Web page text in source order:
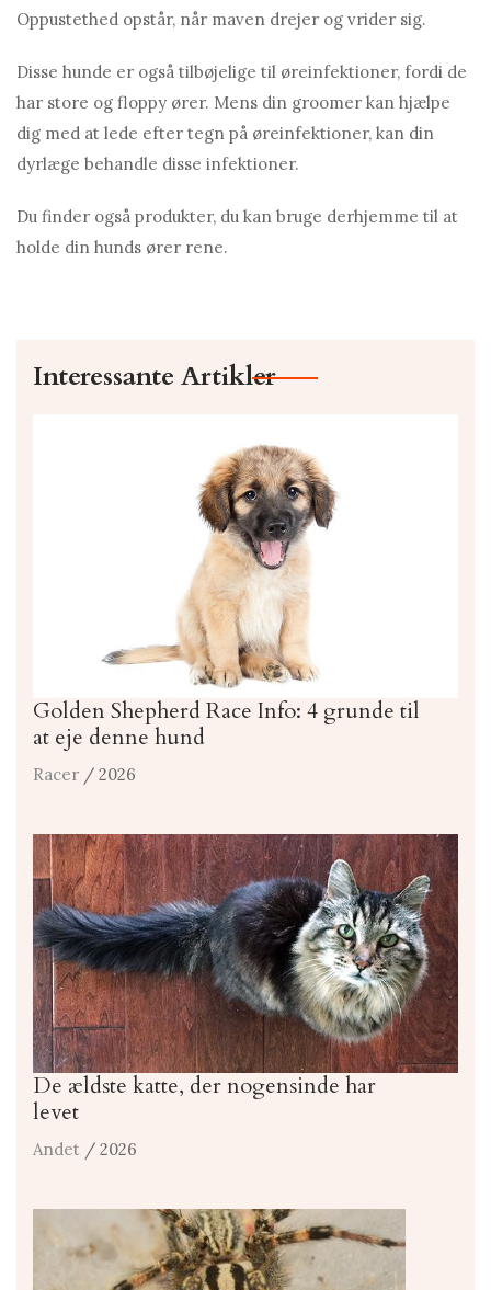
Oppustethed opstår, når maven drejer og vrider sig.
Disse hunde er også tilbøjelige til øreinfektioner, fordi de
har store og floppy ører. Mens din groomer kan hjælpe
dig med at lede efter tegn på øreinfektioner, kan din
dyrlæge behandle disse infektioner.
Du finder også produkter, du kan bruge derhjemme til at
holde din hunds ører rene.
Interessante Artikler
Golden Shepherd Race Info: 4 grunde til
at eje denne hund
Racer / 2026
De ældste katte, der nogensinde har
levet
Andet / 2026